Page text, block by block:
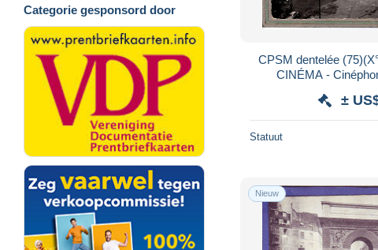
Categorie gesponsord door
CPSM dentelée
CINÉMA -
±
Statuut
Nieuw